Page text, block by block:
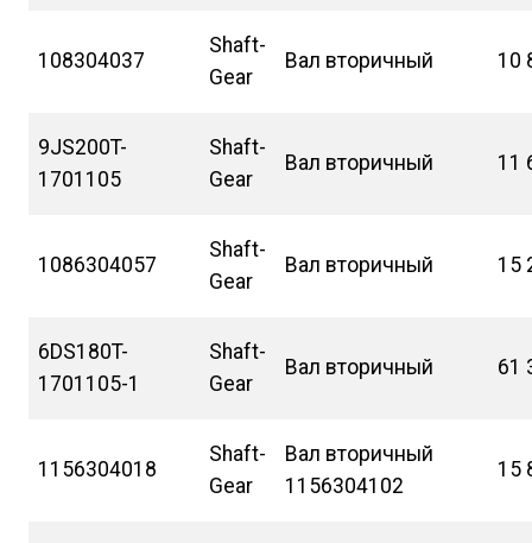
108304037
Shaft-
Gear
Вал вторичный 10
9JS200T-
1701105
Shaft-
Gear
Вал вторичный 11
1086304057
Shaft-
Gear
Вал вторичный 15
6DS180T-
1701105-1
Shaft-
Gear
Вал вторичный 61
1156304018
Shaft-
Gear
Вал вторичный
1156304102
15